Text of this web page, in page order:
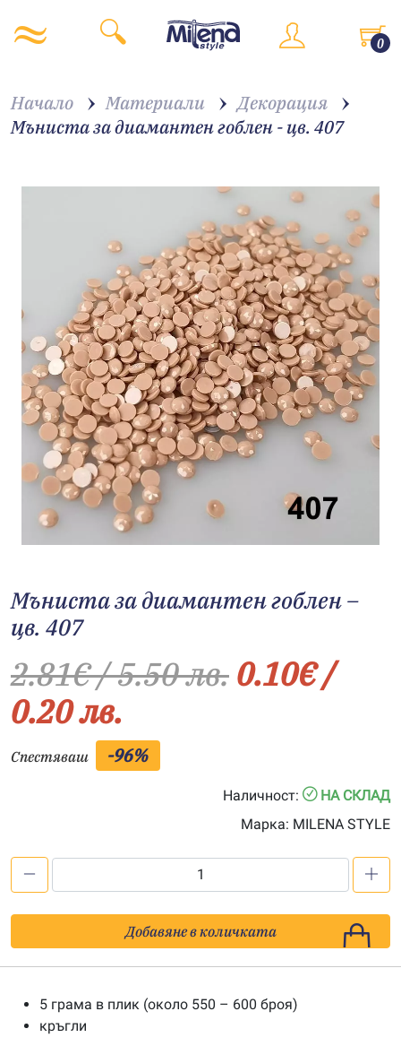
0
Начало Материали
Декорация
Мъниста за диамантен гоблен - цв. 407
Мъниста за диамантен гоблен –
цв. 407
2.81€/ 5.50 лв.0.10€/
0.20 лв.
Спестяваш -96%
Наличност:
НА СКЛАД
Марка: MILENA STYLE
за
диамантен
цв.
Добавяне в количката
5 грама в плик (около 550 – 600 броя)
кръгли